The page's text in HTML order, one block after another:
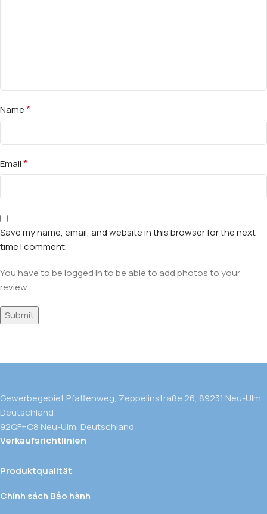
Name*
Email*
Save my name, email, and website in this browser for the next
time I comment.
You have to be logged in to be able to add photos to your
review.
Gewerbegebiet Pfaffenweg, Zeppelinstraße 26, 89231 Neu-Ulm,
Deutschland
92QF+C8 Neu-Ulm, Deutschland
Verkaufsrichtlinien
Produktqualität
Chính sách Bảo hành